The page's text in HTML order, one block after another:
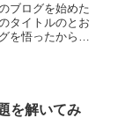
ブログを始めた
タイトルのとお
を悟ったからで
を解いてみ